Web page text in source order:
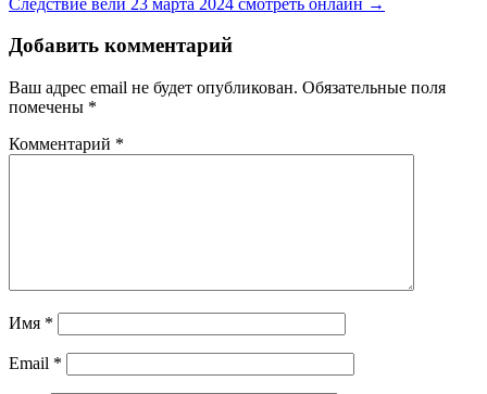
Добавить комментарий
Ваш адрес email не будет опубликован. Обязательные поля
помечены *
Комментарий *
Имя *
Email *